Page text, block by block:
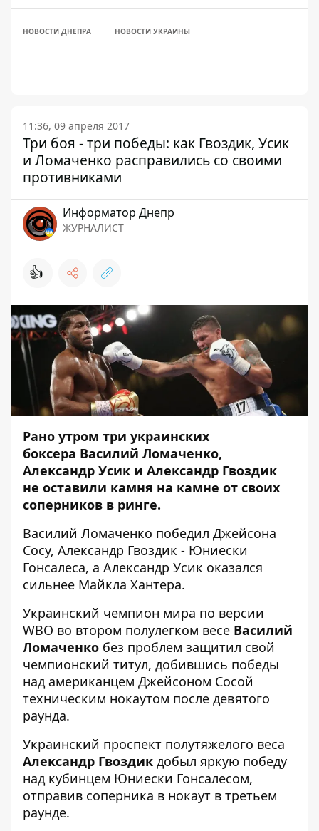
НОВОСТИ ДНЕПРА НОВОСТИ УКРАИНЫ
11:36, 09 апреля 2017
Три боя - три победы: как Гвоздик, Усик
и Ломаченко расправились со своими
противниками
Информатор Днепр
ЖУРНАЛИСТ
👍
Рано утром три украинских
боксера Василий Ломаченко,
Александр Усик и Александр Гвоздик
не оставили камня на камне от своих
соперников в ринге.
Василий Ломаченко победил Джейсона
Сосу, Александр Гвоздик - Юниески
Гонсалеса, а Александр Усик оказался
сильнее Майкла Хантера.
Украинский чемпион мира по версии
WBO во втором полулегком весе Василий
Ломаченко без проблем защитил свой
чемпионский титул, добившись победы
над американцем Джейсоном Сосой
техническим нокаутом после девятого
раунда.
Украинский проспект полутяжелого веса
Александр Гвоздик добыл яркую победу
над кубинцем Юниески Гонсалесом,
отправив соперника в нокаут в третьем
раунде.